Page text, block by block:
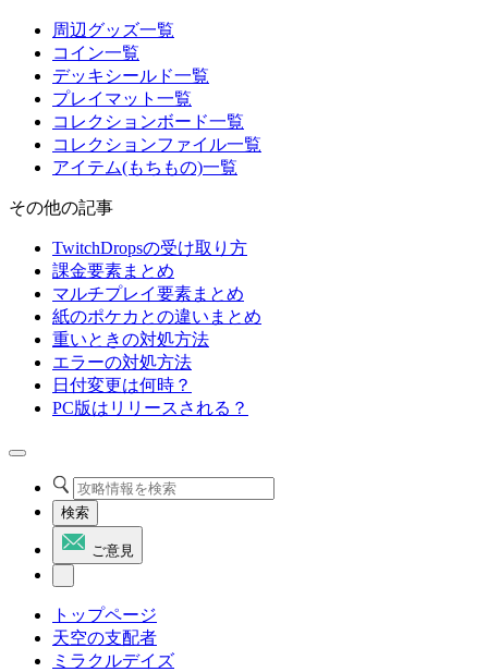
周辺グッズ一覧
コイン一覧
デッキシールド一覧
プレイマット一覧
コレクションボード一覧
コレクションファイル一覧
アイテム(もちもの)一覧
その他の記事
TwitchDropsの受け取り方
課金要素まとめ
マルチプレイ要素まとめ
紙のポケカとの違いまとめ
重いときの対処方法
エラーの対処方法
日付変更は何時？
PC版はリリースされる？
検索
ご意見
トップページ
天空の支配者
ミラクルデイズ